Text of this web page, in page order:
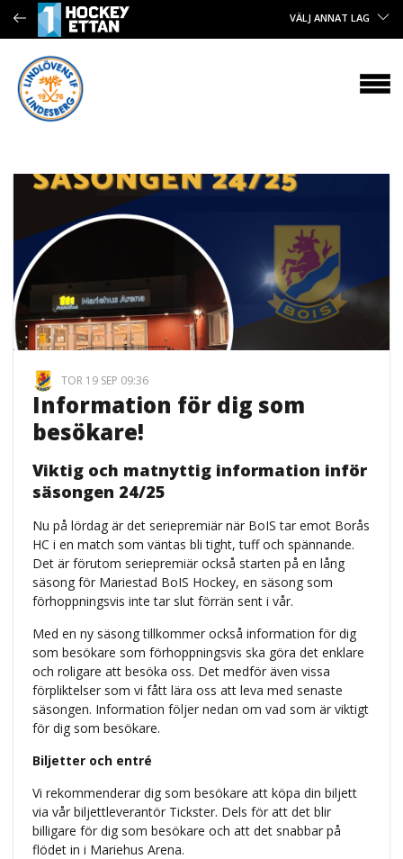
VÄLJ ANNAT LAG
TOR 19 SEP 09:36
Information för dig som
besökare!
Viktig och matnyttig information inför
säsongen 24/25
Nu på lördag är det seriepremiär när BoIS tar emot Borås
HC i en match som väntas bli tight, tuff och spännande.
Det är förutom seriepremiär också starten på en lång
säsong för Mariestad BoIS Hockey, en säsong som
förhoppningsvis inte tar slut förrän sent i vår.
Med en ny säsong tillkommer också information för dig
som besökare som förhoppningsvis ska göra det enklare
och roligare att besöka oss. Det medför även vissa
förpliktelser som vi fått lära oss att leva med senaste
säsongen. Information följer nedan om vad som är viktigt
för dig som besökare.
Biljetter och entré
Vi rekommenderar dig som besökare att köpa din biljett
via vår biljettleverantör Tickster. Dels för att det blir
billigare för dig som besökare och att det snabbar på
flödet in i Mariehus Arena.